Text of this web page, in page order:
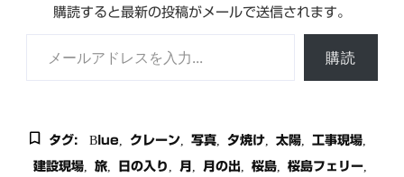
購読すると最新の投稿がメールで送信されます。
メールアドレスを入力...
購読
タグ: Blue クレーン 写真 夕焼け 太陽 工事現場
建設現場 旅 日の入り 月 月の出 桜島 桜島フェリー